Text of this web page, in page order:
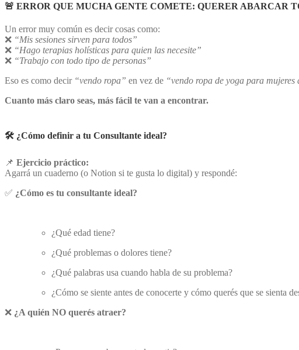
🚨 ERROR QUE MUCHA GENTE COMETE: QUERER ABARCAR
Un error muy común es decir cosas como:
❌ “Mis sesiones sirven para todos”
❌ “Hago terapias holísticas para quien las necesite”
❌ “Trabajo con todo tipo de personas”
Eso es como decir “vendo ropa” en vez de “vendo ropa de yoga para
Cuanto más claro seas, más fácil te van a encontrar.
🛠️ ¿Cómo definir a tu Consultante ideal?
📌 Ejercicio práctico:
Agarrá un cuaderno (o Notion si te gusta lo digital) y respondé:
✅ ¿Cómo es tu consultante ideal?
¿Qué edad tiene?
¿Qué problemas o dolores tiene?
¿Qué palabras usa cuando habla de su problema?
¿Cómo se siente antes de conocerte y cómo querés que se sienta
❌ ¿A quién NO querés atraer?